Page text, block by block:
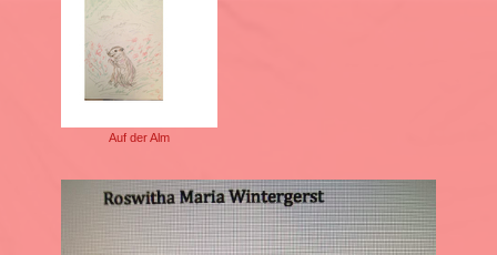
Auf der Alm